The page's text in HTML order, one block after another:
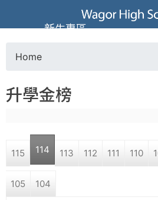
Jump to
葳
格
高
學
o
a
r
Home
升學金榜
115 114 113 112 111 110
105 104
新生專區